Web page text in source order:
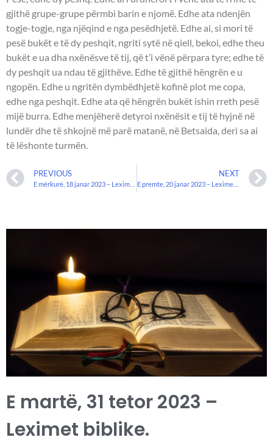
gjithë grupe-grupe përmbi barin e njomë. Edhe ata ndenjën
togje-togje, nga njëqind e nga pesëdhjetë. Edhe ai, si mori të
pesë bukët e të dy peshqit, ngriti sytë në qiell, bekoi, edhe theu
bukët e ua dha nxënësve të tij, që t’i vënë përpara tyre; edhe të
dy peshqit ua ndau të gjithëve. Edhe të gjithë hëngrën e u
ngopën. Edhe u ngritën dymbëdhjetë kofinë plot me copa,
edhe nga peshqit. Edhe ata që hëngrën bukët ishin rreth pesë
mijë burra. Edhe menjëherë detyroi nxënësit e tij të hyjnë në
lundër dhe të shkojnë më parë matanë, në Betsaida, deri sa ai
të lëshonte turmën.
PREVIOUS NEXT
E premte, 20 janar 2023 – Leximet biblike
E martë, 31 tetor 2023 –
Leximet biblike.